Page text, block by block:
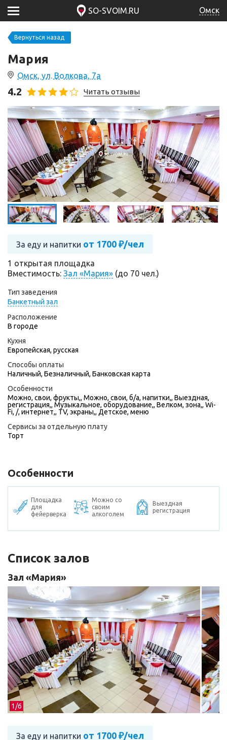
SO-SVOIM.RU Омск
Вернуться назад
Мария
Омск, ул. Волкова, 7а
4.2 Читать отзывы
За еду и напитки от 1700 ₽/чел
1 открытая площадка
Вместимость: Зал «Мария» (до 70 чел.)
Тип заведения
Банкетный зал
Расположение
В городе
Кухня
Европейская, русская
Способы оплаты
Наличный, Безналичный, Банковская карта
Особенности
Можно, свои, фрукты,, Можно, свои, б/а, напитки,, Выездная,
регистрация,, Музыкальное, оборудование,, Велком, зона,, Wi-
Fi, /, интернет,, TV, экраны,, Детское, меню
Сервисы за отдельную плату
Торт
Особенности
Площадка
для
фейерверка
Можно со
своим
алкоголем
Выездная
регистрация
Список залов
1/6
Зал «Мария»
За еду и напитки от 1700 ₽/чел